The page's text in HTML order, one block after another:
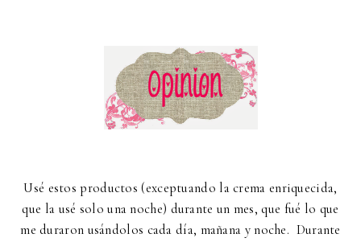
Usé estos productos (exceptuando la crema enriquecida,
que la usé solo una noche) durante un mes, que fué lo que
me duraron usándolos cada día, mañana y noche. Durante